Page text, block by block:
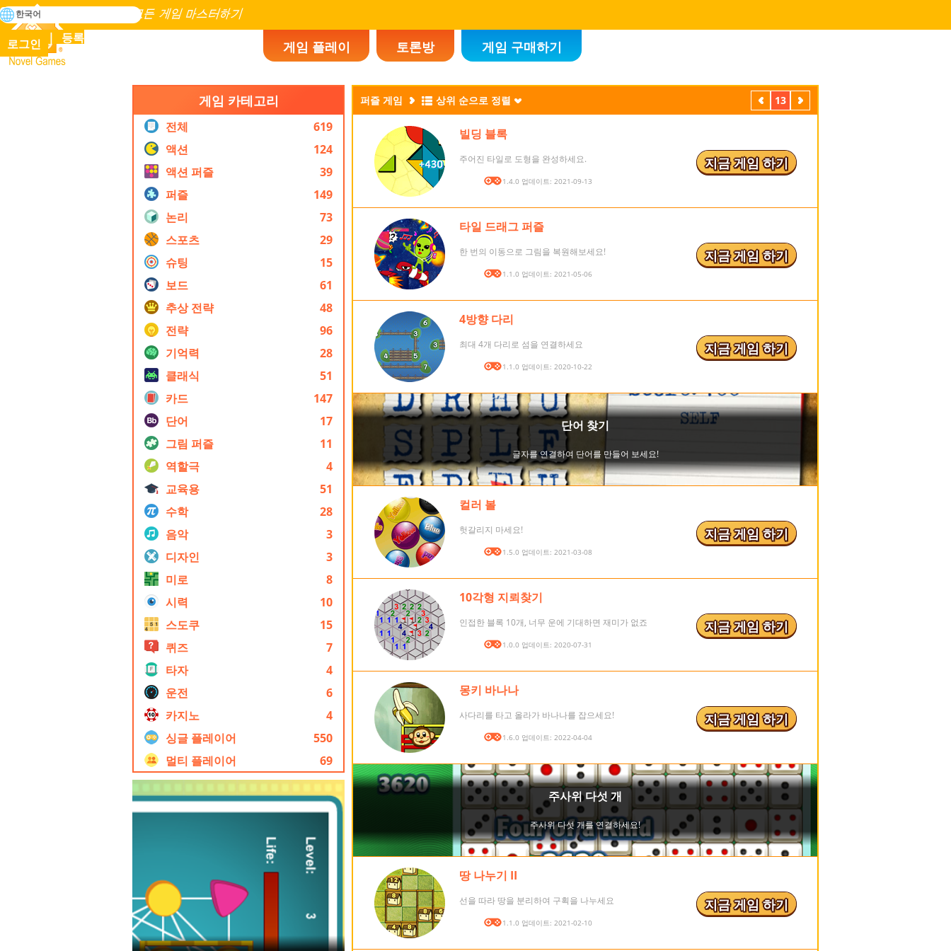
Novel Games
인류 역사에 존재하는 모든 게임 마스터하기
검
색
게임 플레이 토론방 게임 구매하기
로그인 등록
한국어
게임 카테고리
전체
619
액션
124
액션 퍼즐
39
퍼즐
149
논리
73
스포츠
29
슈팅
15
보드
61
추상 전략
48
전략
96
기억력
28
클래식
51
카드
147
단어
17
그림 퍼즐
11
역할극
4
교육용
51
수학
28
음악
3
디자인
3
미로
8
시력
10
스도쿠
15
퀴즈
7
타자
4
운전
6
카지노
4
싱글 플레이어
550
멀티 플레이어
69
퍼즐 게임 상위 순으로 정렬
이
전
13
다
음
빌딩 블록
주어진 타일로 도형을 완성하세요.
버전: 1.4.0 업데이트: 2021-09-13
지금 게임 하기
타일 드래그 퍼즐
한 번의 이동으로 그림을 복원해보세요!
버전: 1.1.0 업데이트: 2021-05-06
지금 게임 하기
4방향 다리
최대 4개 다리로 섬을 연결하세요
버전: 1.1.0 업데이트: 2020-10-22
지금 게임 하기
컬러 볼
헛갈리지 마세요!
버전: 1.5.0 업데이트: 2021-03-08
지금 게임 하기
10각형 지뢰찾기
인접한 블록 10개, 너무 운에 기대하면 재미가 없죠
버전: 1.0.0 업데이트: 2020-07-31
지금 게임 하기
몽키 바나나
사다리를 타고 올라가 바나나를 잡으세요!
버전: 1.6.0 업데이트: 2022-04-04
지금 게임 하기
땅 나누기 II
선을 따라 땅을 분리하여 구획을 나누세요
버전: 1.1.0 업데이트: 2021-02-10
지금 게임 하기